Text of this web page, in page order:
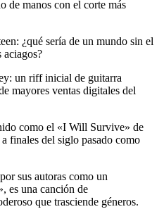
de manos con el corte más
¿qué sería de un mundo sin el
aciagos?
un riff inicial de guitarra
mayores ventas digitales del
como el «I Will Survive» de
finales del siglo pasado como
sus autoras como un
es una canción de
que trasciende géneros.